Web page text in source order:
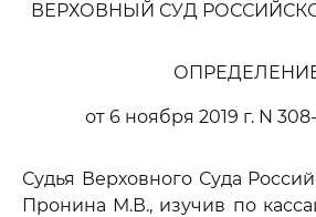
ВЕРХОВНЫЙ СУД
от 6 ноября 2019 г. N
Судья Верховного Суда
Пронина М.В., изучив по